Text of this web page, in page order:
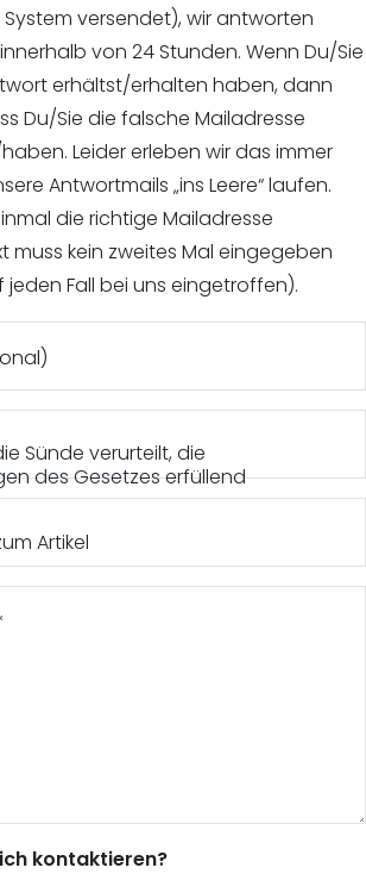
versendet), wir antworten
von 24 Stunden. Wenn Du/Sie
erhältst/erhalten haben, dann
Du/Sie die falsche Mailadresse
Leider erleben wir das immer
Antwortmails „ins Leere“ laufen.
die richtige Mailadresse
muss kein zweites Mal eingegeben
jeden Fall bei uns eingetroffen).
Sünde verurteilt, die
des Gesetzes erfüllend
kontaktieren?